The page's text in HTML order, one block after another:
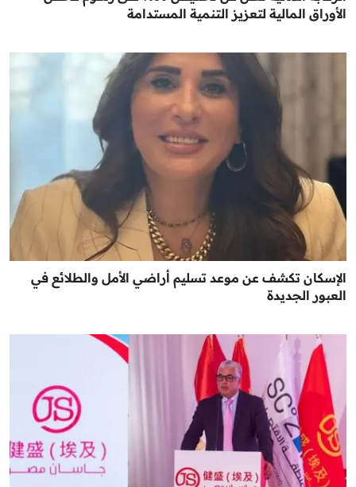
الأوراق المالية لتعزيز التنمية المستدامة
الإسكان تكشف عن موعد تسليم أراضي الأمل والطلائع في
العبور الجديدة